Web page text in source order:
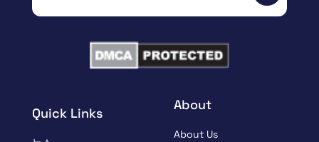
Quick Links
About
About Us